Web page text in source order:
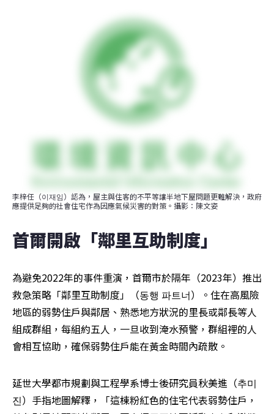
李梓任（이재임）認為，屋主與住客的不平等讓半地下屋問題更難解決，政府
應提供足夠的社會住宅作為因應氣候災害的對策。攝影：陳文姿
首爾開啟「鄰里互助制度」
為避免2022年的事件重演，首爾市於隔年（2023年）推出
救急策略「鄰里互助制度」（동행 파트너）。住在高風險
地區的弱勢住戶與鄰居、熟悉地方狀況的里長或鄰長等人
組成群組，每組約五人，一旦收到淹水預警，群組裡的人
會相互協助，確保弱勢住戶能在黃金時間內疏散。
延世大學都市規劃與工程學系博士後研究員秋美進（추미
진）手指地圖解釋，「這棟粉紅色的住宅代表弱勢住戶，